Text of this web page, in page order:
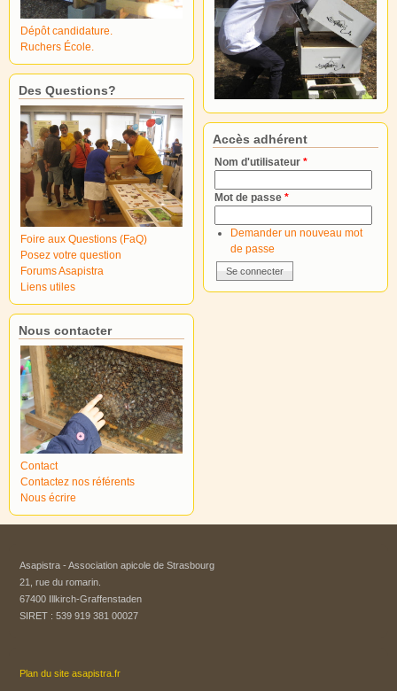
Dépôt candidature.
Ruchers École.
Des Questions?
Foire aux Questions (FaQ)
Posez votre question
Forums Asapistra
Liens utiles
Nous contacter
Contact
Contactez nos référents
Nous écrire
Accès adhérent
Nom d'utilisateur *
Mot de passe *
Demander un nouveau mot
de passe
Asapistra - Association apicole de Strasbourg​
21, rue du romarin.
67400 Illkirch-Graffenstaden
SIRET : 539 919 381 00027
Plan du site asapistra.fr